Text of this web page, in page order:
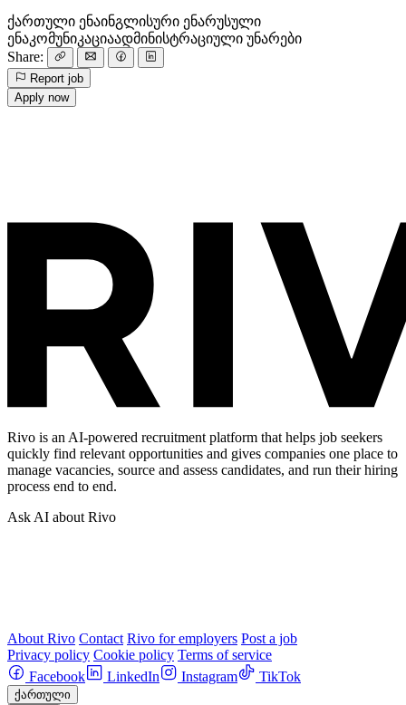
ქართული ენაინგლისური ენარუსული
ენაკომუნიკაციაადმინისტრაციული უნარები
Share:
Report job
Apply now
Rivo is an AI-powered recruitment platform that helps job seekers
quickly find relevant opportunities and gives companies one place to
manage vacancies, source and assess candidates, and run their hiring
process end to end.
Ask AI about Rivo
About Rivo Contact Rivo for employers Post a job
Privacy policy Cookie policy Terms of service
Facebook
LinkedIn Instagram TikTok
ქართული